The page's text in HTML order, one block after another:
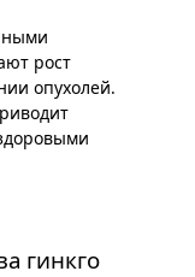
рост
опухолей.
гинкго